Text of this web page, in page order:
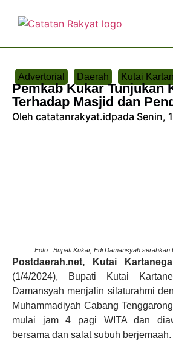
Advertorial Daerah Kutai
Pemkab Kukar Tunjukan
Terhadap Masjid dan
Oleh catatanrakyat.idpada Senin,
Foto : Bupati Kukar, Edi Damansyah serahkan
Postdaerah.net, Kutai
(1/4/2024), Bupati Kutai
Damansyah menjalin silaturahmi
Muhammadiyah Cabang
mulai jam 4 pagi WITA dan
bersama dan salat subuh berjemaah.